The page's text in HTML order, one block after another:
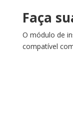
Faça
O módulo de
compatível